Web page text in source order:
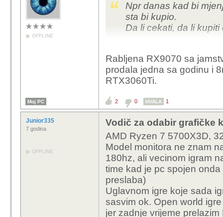
OFFLINE
Npr danas kad bi
sta bi kupio.
Da li cekati, da li
dan.... pa onda 2mj
Tako da ni ne znam
Rabljena RX9070 sa
prodala jedna sa godinu i
RTX3060Ti.
Moj PC 2 0 HVALA 1
Junior335
7 godina
OFFLINE
Vodič za odabir grafičke
AMD Ryzen 7 5700X3D,
Model monitora ne znam
180hz, ali vecinom igram
time kad je pc spojen
preslaba)
Uglavnom igre koje sada
sasvim ok. Open world
jer zadnje vrijeme